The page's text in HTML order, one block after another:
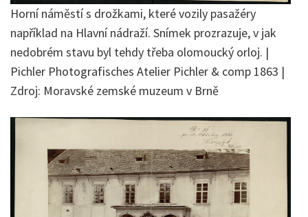
Horní náměstí s drožkami, které vozily pasažéry
například na Hlavní nádraží. Snímek prozrazuje, v jak
nedobrém stavu byl tehdy třeba olomoucký orloj. |
Pichler Photografisches Atelier Pichler & comp 1863 |
Zdroj: Moravské zemské muzeum v Brně